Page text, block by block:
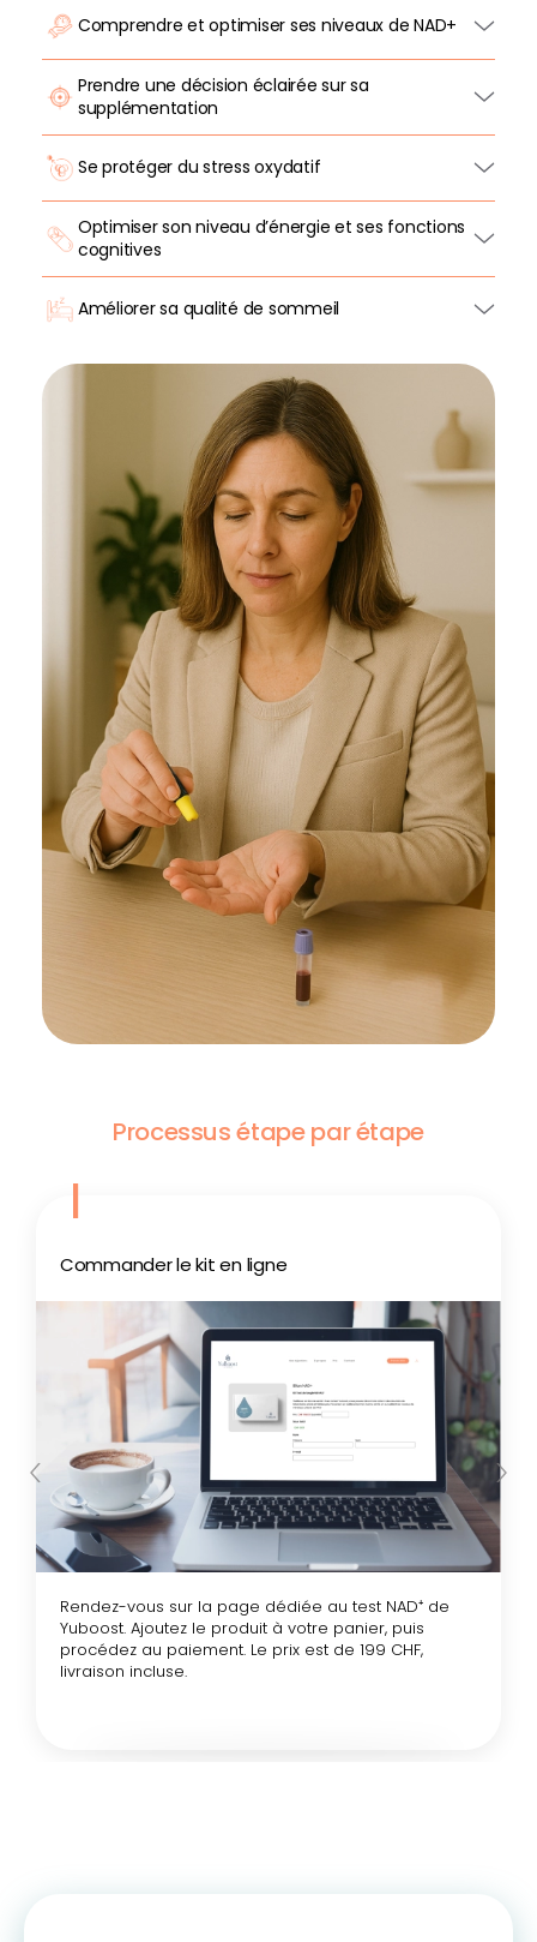
Comprendre et optimiser ses niveaux de NAD+
Prendre une décision éclairée sur sa
supplémentation
Se protéger du stress oxydatif
Optimiser son niveau d’énergie et ses fonctions
cognitives
Améliorer sa qualité de sommeil
Processus étape par étape
1
Commander le kit en ligne
Rendez-vous sur la page dédiée au test NAD⁺ de
Yuboost. Ajoutez le produit à votre panier, puis
procédez au paiement. Le prix est de 199 CHF,
livraison incluse.